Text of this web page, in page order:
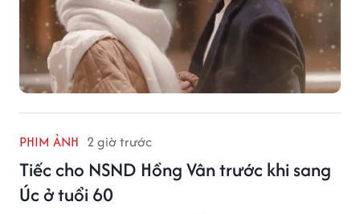
PHIM ẢNH 2 giờ trước
Tiếc cho NSND Hồng Vân trước khi sang
Úc ở tuổi 60